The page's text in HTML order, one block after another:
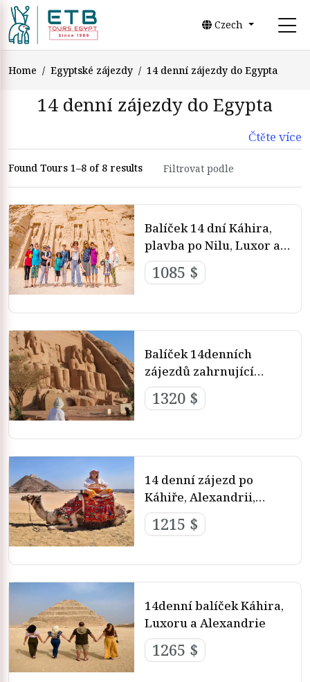
Czech
Home Egyptské zájezdy 14 denní zájezdy do Egypta
14 denní zájezdy do Egypta
Čtěte více
Found Tours 1–8 of 8 results
Balíček 14 dní Káhira,
plavba po Nilu, Luxor a
Hurghada
1085 $
Balíček 14denních
zájezdů zahrnující
Káhiru, plavbu po Nilu,
Abu Simbel a výlety do
1320 $
14 denní zájezd po
Káhiře, Alexandrii,
plavbě po Nilu a Sharm
El Sheikh
1215 $
14denní balíček Káhira,
Luxoru a Alexandrie
1265 $